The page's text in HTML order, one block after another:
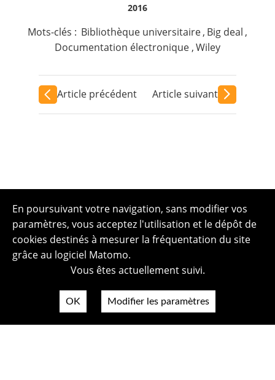
2016
Mots-clés : Bibliothèque universitaire, Big deal ,
Documentation électronique ,Wiley
Article précédent Article suivant
En poursuivant votre navigation, sans modifier vos
paramètres, vous acceptez l'utilisation et le dépôt de
cookies destinés à mesurer la fréquentation du site
grâce au logiciel Matomo.
Vous êtes actuellement suivi.
OK Modifier les paramètres